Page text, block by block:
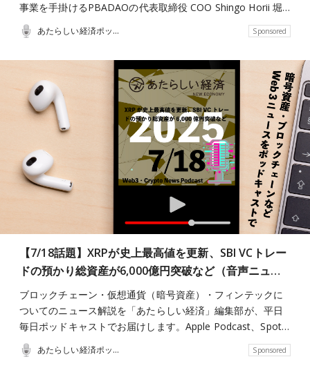
事業を手掛けるPBADAOの代表取締役 COO Shingo Horii 堀…
あたらしい経済ポッドキャスト Sponsored
【7/18話題】XRPが史上最高値を更新、SBI VCトレー
ドの預かり総資産が6,000億円突破など（音声ニュ…
ブロックチェーン・仮想通貨（暗号資産）・フィンテックに
ついてのニュース解説を「あたらしい経済」編集部が、平日
毎日ポッドキャストでお届けします。Apple Podcast、Spot…
あたらしい経済ポッドキャスト Sponsored